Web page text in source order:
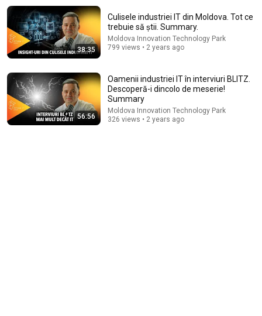
23:13
Doctor Warns These 9 Medications May Cause
Memory Loss After 60 - Dr. William Li
Health Knowledge Lab • 340K views
38:35
Culisele industriei IT din Moldova. Tot ce
trebuie să știi. Summary.
Moldova Innovation Technology Park
799 views • 2 years ago
56:56
Oamenii industriei IT în interviuri BLITZ.
Descoperă-i dincolo de meserie!
Summary
Moldova Innovation Technology Park
326 views • 2 years ago